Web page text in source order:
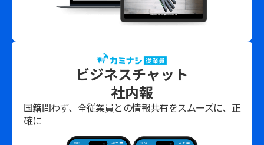
ビジネスチャット
社内報
国籍問わず、全従業員との情報共有をスムーズに、正
確に